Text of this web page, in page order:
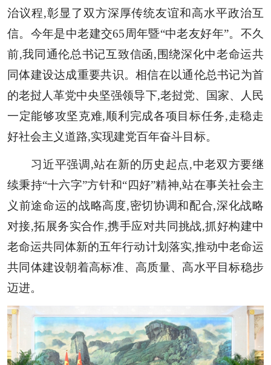
治议程,彰显了双方深厚传统友谊和高水平政治互
信。今年是中老建交65周年暨“中老友好年”。不久
前,我同通伦总书记互致信函,围绕深化中老命运共
同体建设达成重要共识。相信在以通伦总书记为首
的老挝人革党中央坚强领导下,老挝党、国家、人民
一定能够攻坚克难,顺利完成各项目标任务,走稳走
好社会主义道路,实现建党百年奋斗目标。
习近平强调,站在新的历史起点,中老双方要继
续秉持“十六字”方针和“四好”精神,站在事关社会主
义前途命运的战略高度,密切协调和配合,深化战略
对接,拓展务实合作,携手应对共同挑战,抓好构建中
老命运共同体新的五年行动计划落实,推动中老命运
共同体建设朝着高标准、高质量、高水平目标稳步
迈进。